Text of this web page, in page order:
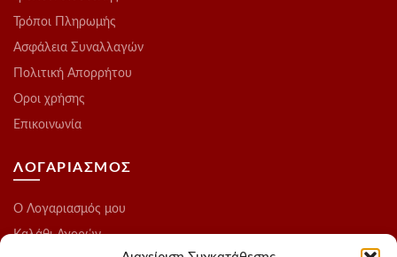
Τρόποι Πληρωμής
Ασφάλεια Συναλλαγών
Πολιτική Απορρήτου
Οροι χρήσης
Επικοινωνία
ΛΟΓΑΡΙΑΣΜΟΣ
O Λογαριασμός μου
Καλάθι Αγορών